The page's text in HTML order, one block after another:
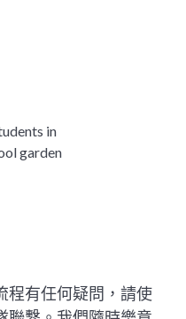
程有任何疑問，請使